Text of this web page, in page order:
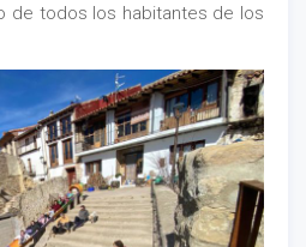
de todos los habitantes de los